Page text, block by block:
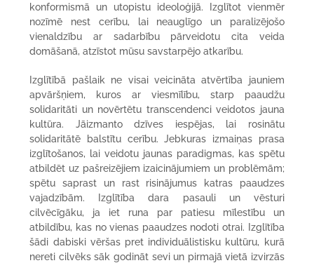
konformismā un utopistu ideoloģijā. Izglītot vienmēr
nozīmē nest cerību, lai neauglīgo un paralizējošo
vienaldzību ar sadarbību pārveidotu cita veida
domāšanā, atzīstot mūsu savstarpējo atkarību.
Izglītībā pašlaik ne visai veicināta atvērtība jauniem
apvāršņiem, kuros ar viesmīlību, starp paaudžu
solidaritāti un novērtētu transcendenci veidotos jauna
kultūra. Jāizmanto dzīves iespējas, lai rosinātu
solidaritātē balstītu cerību. Jebkuras izmaiņas prasa
izglītošanos, lai veidotu jaunas paradigmas, kas spētu
atbildēt uz pašreizējiem izaicinājumiem un problēmām;
spētu saprast un rast risinājumus katras paaudzes
vajadzībām. Izglītība dara pasauli un vēsturi
cilvēcīgāku, ja iet runa par patiesu mīlestību un
atbildību, kas no vienas paaudzes nodoti otrai. Izglītība
šādi dabiski vēršas pret individuālistisku kultūru, kurā
nereti cilvēks sāk godināt sevi un pirmajā vietā izvirzās